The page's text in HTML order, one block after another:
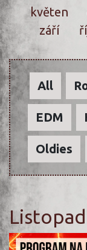
květen
září
All
EDM
Oldies
Listopad